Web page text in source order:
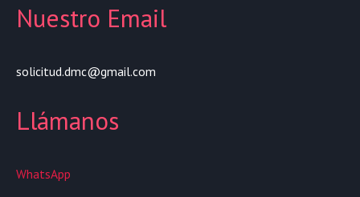
Nuestro Email
solicitud.dmc@gmail.com
Llámanos
WhatsApp